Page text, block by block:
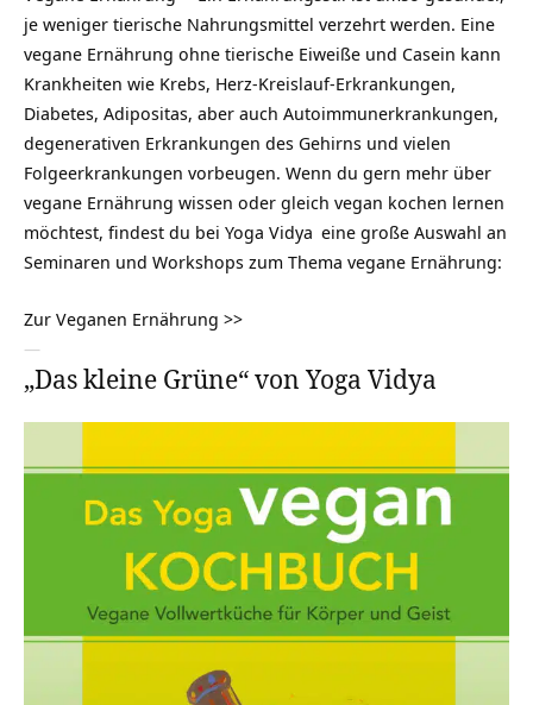
je weniger tierische Nahrungsmittel verzehrt werden. Eine
vegane Ernährung ohne tierische Eiweiße und Casein kann
Krankheiten wie Krebs, Herz-Kreislauf-Erkrankungen,
Diabetes, Adipositas, aber auch Autoimmunerkrankungen,
degenerativen Erkrankungen des Gehirns und vielen
Folgeerkrankungen vorbeugen. Wenn du gern mehr über
vegane Ernährung wissen oder gleich vegan kochen lernen
möchtest, findest du bei Yoga Vidya eine große Auswahl an
Seminaren und Workshops zum Thema vegane Ernährung:
Zur Veganen Ernährung >>
—
„Das kleine Grüne“ von Yoga Vidya